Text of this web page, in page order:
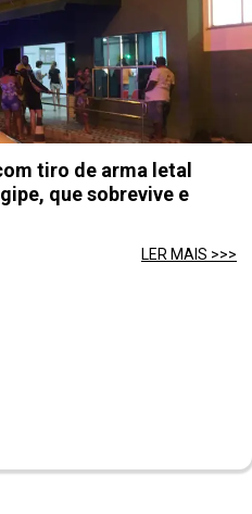
tiro de arma letal
que sobrevive e
LER MAIS >>>